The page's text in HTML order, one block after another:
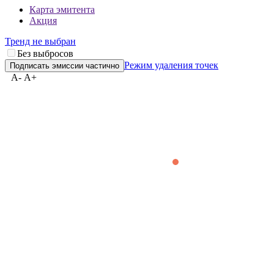
Карта эмитента
Акция
Тренд не выбран
Без выбросов
Режим удаления точек